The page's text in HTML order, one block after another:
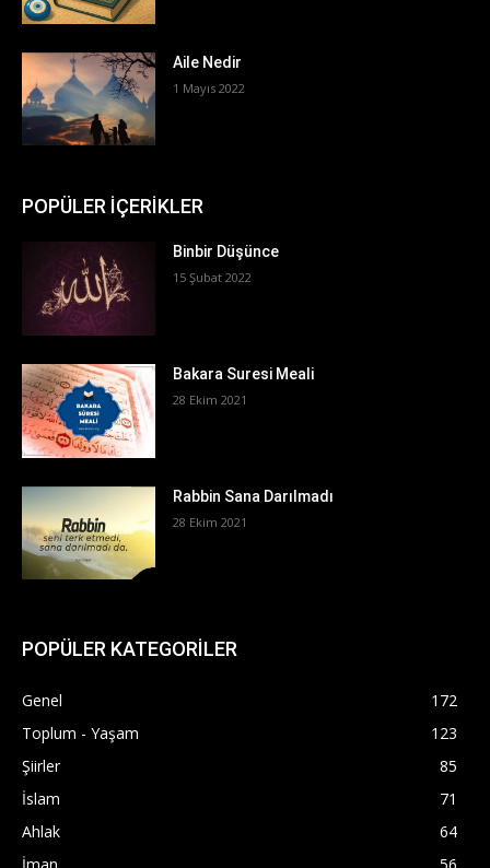
Aile Nedir
1 Mayıs 2022
POPÜLER İÇERİKLER
Binbir Düşünce
15 Şubat 2022
Bakara Suresi Meali
28 Ekim 2021
Rabbin Sana Darılmadı
28 Ekim 2021
POPÜLER KATEGORİLER
Genel
172
Toplum - Yaşam
123
Şiirler
85
İslam
71
Ahlak
64